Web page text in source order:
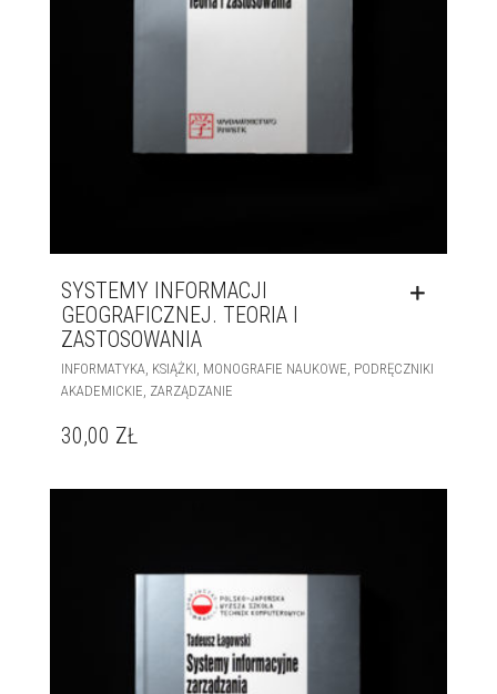
SYSTEMY INFORMACJI
GEOGRAFICZNEJ. TEORIA I
ZASTOSOWANIA
INFORMATYKA, KSIĄŻKI, MONOGRAFIE NAUKOWE, PODRĘCZNIKI
AKADEMICKIE, ZARZĄDZANIE
30,00 ZŁ